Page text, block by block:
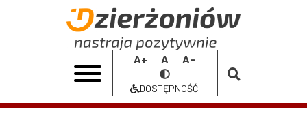
Numery
pracowników
urzędu
Increase
font
Reset
font
size
Decrease
font
Przełącz
na
Dostępność
DOSTĘPNOŚĆ